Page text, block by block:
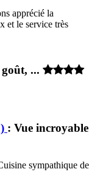
apprécié la
et le service très
...
: Vue incroyable
sympathique de